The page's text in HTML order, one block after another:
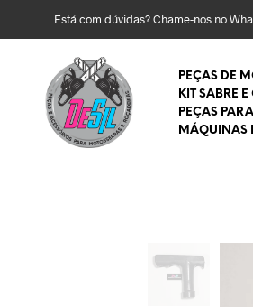
Está com dúvidas? Chame-nos no
PEÇAS DE
KIT SABRE
PEÇAS
MÁQUINAS